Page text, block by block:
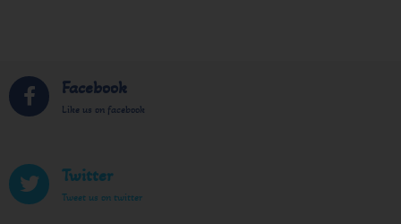
Facebook
Like us on facebook
Twitter
Tweet us on twitter